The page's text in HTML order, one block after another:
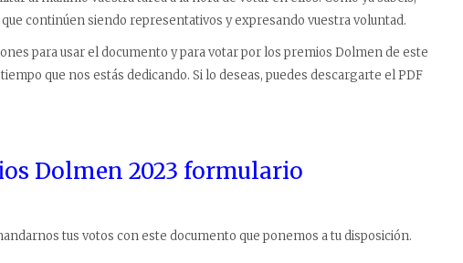
continúen siendo representativos y expresando vuestra voluntad.
para usar el documento y para votar por los premios Dolmen de este
que nos estás dedicando. Si lo deseas, puedes descargarte el PDF
Dolmen 2023 formulario
tus votos con este documento que ponemos a tu disposición.